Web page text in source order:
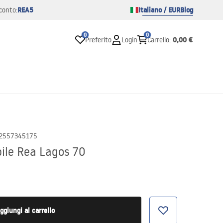
REA5 Italiano / EURBlog
0
Preferito Login
0
Carrello: 0,00 €
Rea Lagos 70
al carrello